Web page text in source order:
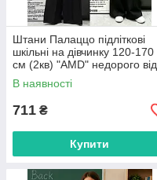
Штани Палаццо підліткові
шкільні на дівчинку 120-170
см (2кв) "AMD" недорого від
прямого постачальника
В наявності
711 ₴
Купити